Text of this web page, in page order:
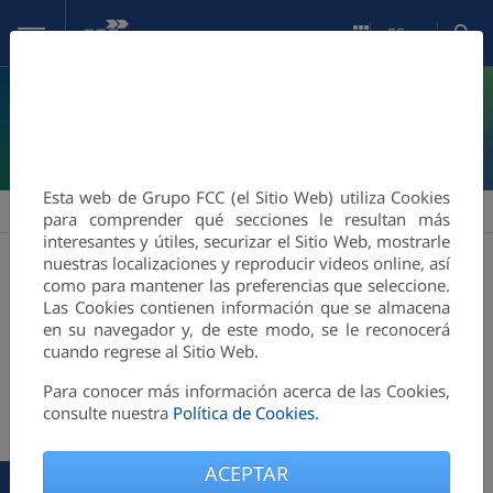
Saltar al contenido principal
Esta web de Grupo FCC (el Sitio Web) utiliza Cookies
para comprender qué secciones le resultan más
interesantes y útiles, securizar el Sitio Web, mostrarle
nuestras localizaciones y reproducir videos online, así
como para mantener las preferencias que seleccione.
Las Cookies contienen información que se almacena
en su navegador y, de este modo, se le reconocerá
cuando regrese al Sitio Web.
Para conocer más información acerca de las Cookies,
consulte nuestra Política de Cookies.
ACEPTAR
ES
FCC Medio Ambiente > Área Corporativa > Quiénes somos
FCC
UK
acceso
a
FCC Environment
UK
FCC Environmentes una de lasprincipales
empresas de gestión integral de residuos y